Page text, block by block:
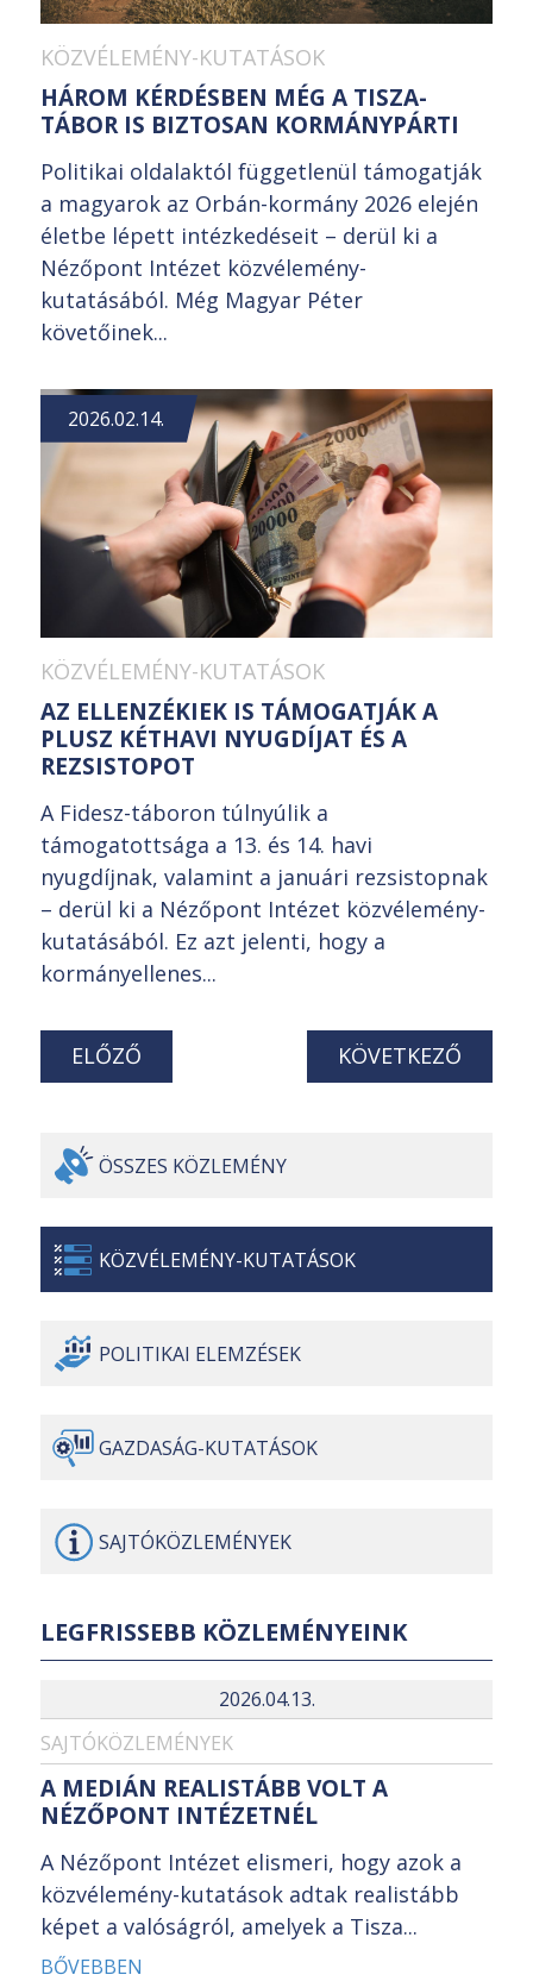
KÖZVÉLEMÉNY-KUTATÁSOK
HÁROM KÉRDÉSBEN MÉG A TISZA-
TÁBOR IS BIZTOSAN KORMÁNYPÁRTI
Politikai oldalaktól függetlenül támogatják
a magyarok az Orbán-kormány 2026 elején
életbe lépett intézkedéseit – derül ki a
Nézőpont Intézet közvélemény-
kutatásából. Még Magyar Péter
követőinek...
2026.02.14.
KÖZVÉLEMÉNY-KUTATÁSOK
AZ ELLENZÉKIEK IS TÁMOGATJÁK A
PLUSZ KÉTHAVI NYUGDÍJAT ÉS A
REZSISTOPOT
A Fidesz-táboron túlnyúlik a
támogatottsága a 13. és 14. havi
nyugdíjnak, valamint a januári rezsistopnak
– derül ki a Nézőpont Intézet közvélemény-
kutatásából. Ez azt jelenti, hogy a
kormányellenes...
ELŐZŐ KÖVETKEZŐ
ÖSSZES KÖZLEMÉNY
KÖZVÉLEMÉNY-KUTATÁSOK
POLITIKAI ELEMZÉSEK
GAZDASÁG-KUTATÁSOK
SAJTÓKÖZLEMÉNYEK
LEGFRISSEBB KÖZLEMÉNYEINK
2026.04.13.
SAJTÓKÖZLEMÉNYEK
A MEDIÁN REALISTÁBB VOLT A
NÉZŐPONT INTÉZETNÉL
A Nézőpont Intézet elismeri, hogy azok a
közvélemény-kutatások adtak realistább
képet a valóságról, amelyek a Tisza...
BŐVEBBEN